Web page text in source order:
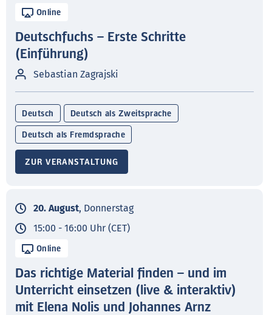
Online
Deutschfuchs – Erste Schritte
(Einführung)
Sebastian Zagrajski
Deutsch Deutsch als Zweitsprache
Deutsch als Fremdsprache
ZUR VERANSTALTUNG
20. August, Donnerstag
15:00 - 16:00 Uhr (CET)
Online
Das richtige Material finden – und im
Unterricht einsetzen (live & interaktiv)
mit Elena Nolis und Johannes Arnz